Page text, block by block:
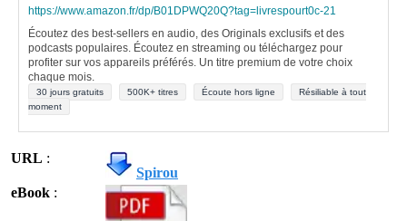
https://www.amazon.fr/dp/B01DPWQ20Q?tag=livrespourt0c-21
Écoutez des best-sellers en audio, des Originals exclusifs et des
podcasts populaires. Écoutez en streaming ou téléchargez pour
profiter sur vos appareils préférés. Un titre premium de votre choix
chaque mois.
30 jours gratuits 500K+ titres Écoute hors ligne
Résiliable à tout
moment
URL :
Spirou
eBook :